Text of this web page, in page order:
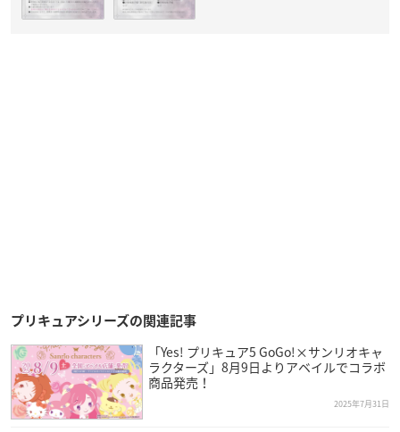
プリキュアシリーズの関連記事
「Yes! プリキュア5 GoGo!×サンリオキャ
ラクターズ」8月9日よりアベイルでコラボ
商品発売！
2025年7月31日